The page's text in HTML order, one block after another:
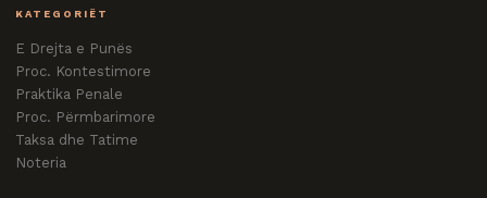
KATEGORIËT
E Drejta e Punës
Proc. Kontestimore
Praktika Penale
Proc. Përmbarimore
Taksa dhe Tatime
Noteria